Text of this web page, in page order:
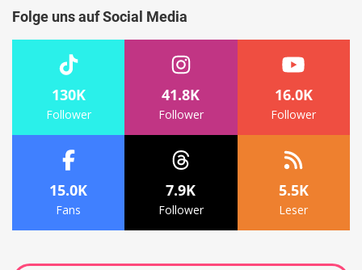
Folge uns auf Social Media
130K
Follower
41.8K
Follower
16.0K
Follower
15.0K
Fans
7.9K
Follower
5.5K
Leser